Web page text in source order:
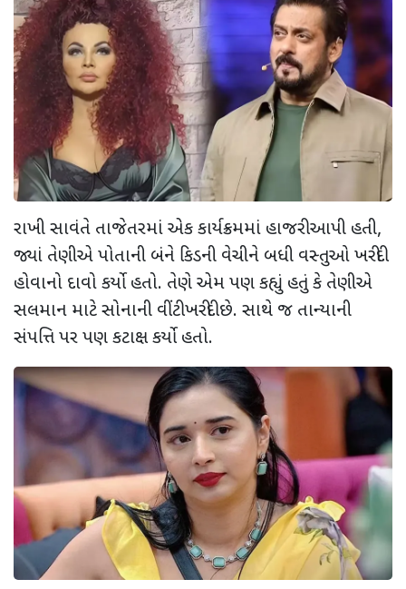
રાખી સાવંતે તાજેતરમાં એક કાર્યક્રમમાં હાજરી આપી હતી,
જ્યાં તેણીએ પોતાની બંને કિડની વેચીને બધી વસ્તુઓ ખરીદી
હોવાનો દાવો કર્યો હતો. તેણે એમ પણ કહ્યું હતું કે તેણીએ
સલમાન માટે સોનાની વીંટી ખરીદી છે. સાથે જ તાન્યાની
સંપત્તિ પર પણ કટાક્ષ કર્યો હતો.